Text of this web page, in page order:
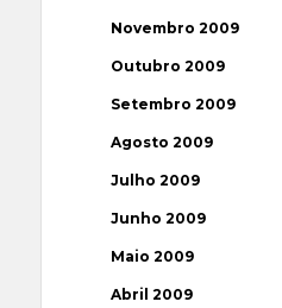
Novembro 2009
Outubro 2009
Setembro 2009
Agosto 2009
Julho 2009
Junho 2009
Maio 2009
Abril 2009